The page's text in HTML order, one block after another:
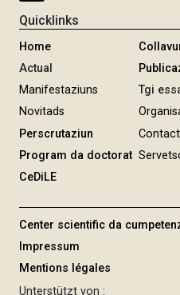
Quicklinks
Home
Actual
Manifestaziuns
Novitads
Perscrutaziun
Program da doctorat
CeDiLE
Tgi
Center scientific da
Impressum
Mentions légales
Unterstützt von :